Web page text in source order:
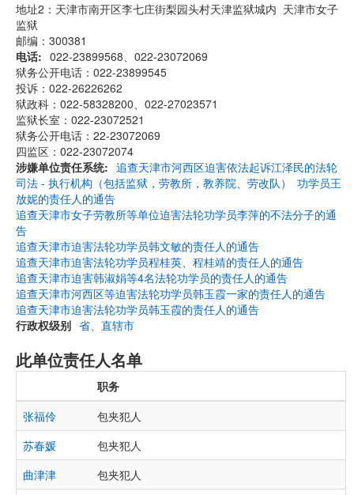
地址2：天津市南开区李七庄街梨园头村天津监狱城内 天津市女子
监狱
邮编：300381
电话
022-23899568、022-23072069
狱务公开电话：022-23899545
投诉：022-26226262
狱政科：022-58328200、022-27023571
监狱长室：022-23072521
狱务公开电话：22-23072069
四监区：022-23072074
涉嫌单位责任系统
司法 - 执行机构（包括监狱，劳教所，教养院、劳改队）
追查天津市河西区迫害依法起诉江泽民的法轮
功学员王
放妮的责任人的通告
追查天津市女子劳教所等单位迫害法轮功学员李萍的不法分子的通
告
追查天津市迫害法轮功学员韩文敏的责任人的通告
追查天津市迫害法轮功学员程桂英、程桂靖的责任人的通告
追查天津市迫害韩淑娟等4名法轮功学员的责任人的通告
追查天津市河西区等迫害法轮功学员韩玉霞一家的责任人的通告
追查天津市迫害法轮功学员韩玉霞的责任人的通告
行政权级别 省、直辖市
此单位责任人名单
职务
张福伶
包夹犯人
苏春媛
包夹犯人
曲津津
包夹犯人